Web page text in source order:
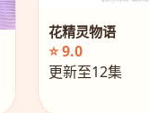
花精灵物语
⭐ 9.0
更新至12集